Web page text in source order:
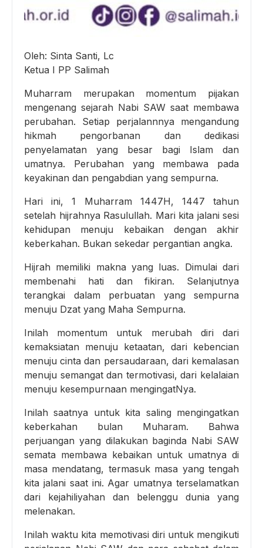
Oleh: Sinta Santi, Lc
Ketua I PP Salimah
Muharram merupakan momentum pijakan
mengenang sejarah Nabi SAW saat membawa
perubahan. Setiap perjalannnya mengandung
hikmah pengorbanan dan dedikasi
penyelamatan yang besar bagi Islam dan
umatnya. Perubahan yang membawa pada
keyakinan dan pengabdian yang sempurna.
Hari ini, 1 Muharram 1447H, 1447 tahun
setelah hijrahnya Rasulullah. Mari kita jalani sesi
kehidupan menuju kebaikan dengan akhir
keberkahan. Bukan sekedar pergantian angka.
Hijrah memiliki makna yang luas. Dimulai dari
membenahi hati dan fikiran. Selanjutnya
terangkai dalam perbuatan yang sempurna
menuju Dzat yang Maha Sempurna.
Inilah momentum untuk merubah diri dari
kemaksiatan menuju ketaatan, dari kebencian
menuju cinta dan persaudaraan, dari kemalasan
menuju semangat dan termotivasi, dari kelalaian
menuju kesempurnaan mengingatNya.
Inilah saatnya untuk kita saling mengingatkan
keberkahan bulan Muharam. Bahwa
perjuangan yang dilakukan baginda Nabi SAW
semata membawa kebaikan untuk umatnya di
masa mendatang, termasuk masa yang tengah
kita jalani saat ini. Agar umatnya terselamatkan
dari kejahiliyahan dan belenggu dunia yang
melenakan.
Inilah waktu kita memotivasi diri untuk mengikuti